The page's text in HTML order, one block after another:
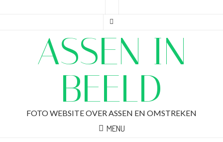
ASSEN IN
BEELD
FOTO WEBSITE OVER ASSEN EN OMSTREKEN
MENU